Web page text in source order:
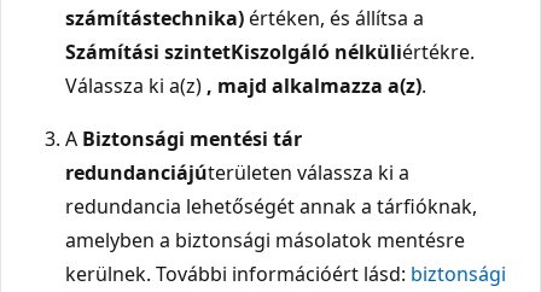
számítástechnika)értéken, és állítsa a
Számítási szintetKiszolgáló nélküliértékre.
Válassza ki a(z) , majd alkalmazza a(z).
A Biztonsági mentési tár
redundanciájúterületen válassza ki a
redundancia lehetőségét annak a tárfióknak,
amelyben a biztonsági másolatok mentésre
kerülnek. További információért lásd: biztonsági